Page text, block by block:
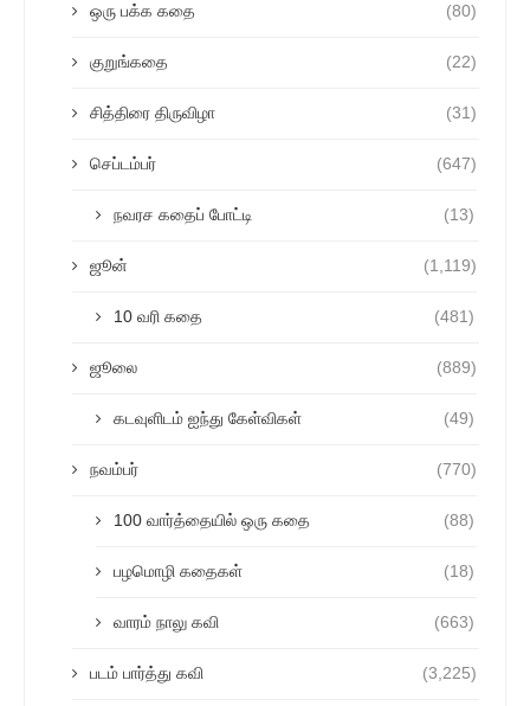
ஒரு பக்க கதை (80)
குறுங்கதை (22)
சித்திரை திருவிழா (31)
செப்டம்பர் (647)
நவரச கதைப் போட்டி (13)
ஜூன் (1,119)
10 வரி கதை (481)
ஜூலை (889)
கடவுளிடம் ஐந்து கேள்விகள் (49)
நவம்பர் (770)
100 வார்த்தையில் ஒரு கதை (88)
பழமொழி கதைகள் (18)
வாரம் நாலு கவி (663)
படம் பார்த்து கவி (3,225)